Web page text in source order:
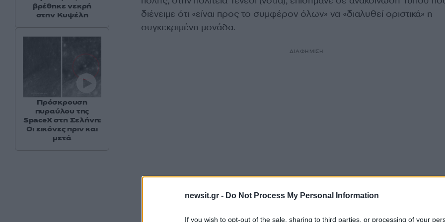
newsit.gr - Do Not Process My Personal Information
If you wish to opt-out of the sale, sharing to third parties, or processing of your
διένειμε ότι «είναι προς το συμφέρον όλων» να «διαλυθεί οριστικά» η
συγκεκριμένη μονάδα.
ΔΙΑΦΗΜΙΣΗ
προστίθεται στην ανακοίνωση.
βρέθηκε νεκρή
στην Κυψέλη
Πρόσκρουση
πυραύλου της
SpaceX στη Σελήνη:
Οι εικόνες πριν και
μετά